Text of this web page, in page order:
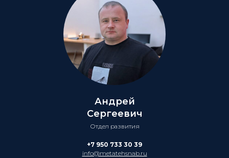
Андрей
Сергеевич
Отдел развития
+7 950 733 30 39
info@metatehsnab.ru